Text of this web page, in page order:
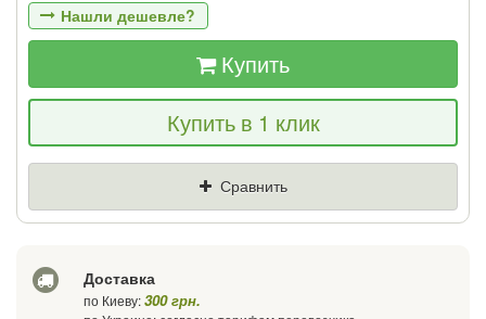
Нашли дешевле?
Если Вы найдете товар дешевле - мы
снизим цену и подарим % от разницы
Купить
Купить в 1 клик
Сравнить
Доставка
по Киеву:300 грн.